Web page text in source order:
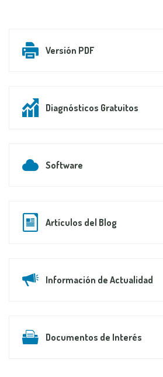
Versión PDF
Diagnósticos Gratuitos
Software
Artículos del Blog
Información de Actualidad
Documentos de Interés